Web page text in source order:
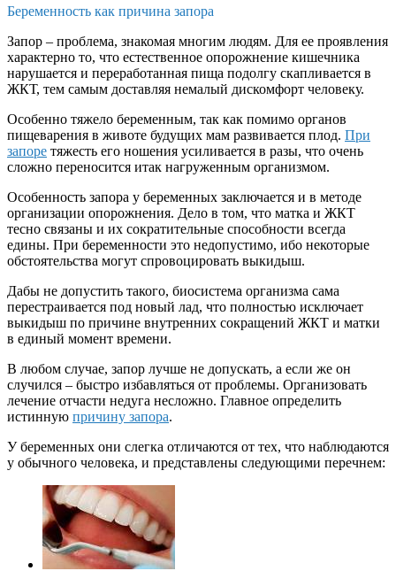
Беременность как причина запора
Запор – проблема, знакомая многим людям. Для ее проявления
характерно то, что естественное опорожнение кишечника
нарушается и переработанная пища подолгу скапливается в
ЖКТ, тем самым доставляя немалый дискомфорт человеку.
Особенно тяжело беременным, так как помимо органов
пищеварения в животе будущих мам развивается плод. При
запоре тяжесть его ношения усиливается в разы, что очень
сложно переносится итак нагруженным организмом.
Особенность запора у беременных заключается и в методе
организации опорожнения. Дело в том, что матка и ЖКТ
тесно связаны и их сократительные способности всегда
едины. При беременности это недопустимо, ибо некоторые
обстоятельства могут спровоцировать выкидыш.
Дабы не допустить такого, биосистема организма сама
перестраивается под новый лад, что полностью исключает
выкидыш по причине внутренних сокращений ЖКТ и матки
в единый момент времени.
В любом случае, запор лучше не допускать, а если же он
случился – быстро избавляться от проблемы. Организовать
лечение отчасти недуга несложно. Главное определить
истинную причину запора.
У беременных они слегка отличаются от тех, что наблюдаются
у обычного человека, и представлены следующими перечнем: